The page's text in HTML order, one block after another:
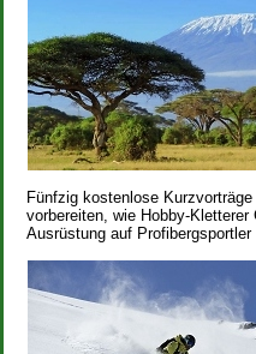
Fünfzig kostenlose
vorbereiten, wie Hobby-
Ausrüstung auf Profibergsportler